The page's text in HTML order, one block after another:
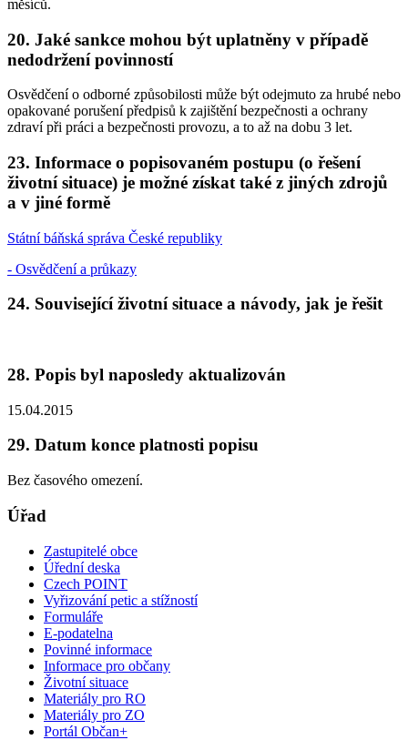
měsíců.
20. Jaké sankce mohou být uplatněny v případě
nedodržení povinností
Osvědčení o odborné způsobilosti může být odejmuto za hrubé nebo
opakované porušení předpisů k zajištění bezpečnosti a ochrany
zdraví při práci a bezpečnosti provozu, a to až na dobu 3 let.
23. Informace o popisovaném postupu (o řešení
životní situace) je možné získat také z jiných zdrojů
a v jiné formě
Státní báňská správa České republiky
- Osvědčení a průkazy
24. Související životní situace a návody, jak je řešit
28. Popis byl naposledy aktualizován
15.04.2015
29. Datum konce platnosti popisu
Bez časového omezení.
Úřad
Zastupitelé obce
Úřední deska
Czech POINT
Vyřizování petic a stížností
Formuláře
E-podatelna
Povinné informace
Informace pro občany
Životní situace
Materiály pro RO
Materiály pro ZO
Portál Občan+